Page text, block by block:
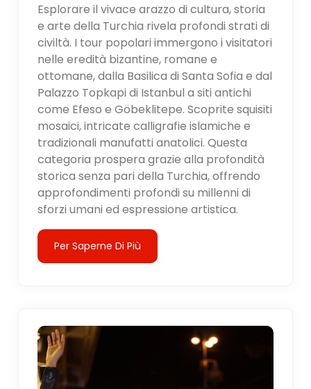
Esplorare il vivace arazzo di cultura, storia
e arte della Turchia rivela profondi strati di
civiltà. I tour popolari immergono i visitatori
nelle eredità bizantine, romane e
ottomane, dalla Basilica di Santa Sofia e dal
Palazzo Topkapi di Istanbul a siti antichi
come Efeso e Göbeklitepe. Scoprite squisiti
mosaici, intricate calligrafie islamiche e
tradizionali manufatti anatolici. Questa
categoria prospera grazie alla profondità
storica senza pari della Turchia, offrendo
approfondimenti profondi su millenni di
sforzi umani ed espressione artistica.
Per Saperne Di Più